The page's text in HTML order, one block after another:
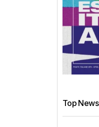
Top News